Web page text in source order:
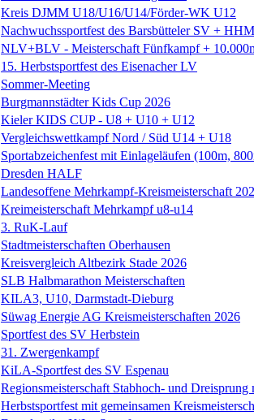
Kreis DJMM U18/U16/U14/Förder-WK U12
Nachwuchssportfest des Barsbütteler SV +
NLV+BLV - Meisterschaft Fünfkampf +
15. Herbstsportfest des Eisenacher LV
Sommer-Meeting
Burgmannstädter Kids Cup 2026
Kieler KIDS CUP - U8 + U10 + U12
Vergleichswettkampf Nord / Süd U14 + U18
Sportabzeichenfest mit Einlageläufen (100m,
Dresden HALF
Landesoffene Mehrkampf-Kreismeisterschaft
Kreimeisterschaft Mehrkampf u8-u14
3. RuK-Lauf
Stadtmeisterschaften Oberhausen
Kreisvergleich Altbezirk Stade 2026
SLB Halbmarathon Meisterschaften
KILA3, U10, Darmstadt-Dieburg
Süwag Energie AG Kreismeisterschaften 2026
Sportfest des SV Herbstein
31. Zwergenkampf
KiLA-Sportfest des SV Espenau
Regionsmeisterschaft Stabhoch- und
Herbstsportfest mit gemeinsamen